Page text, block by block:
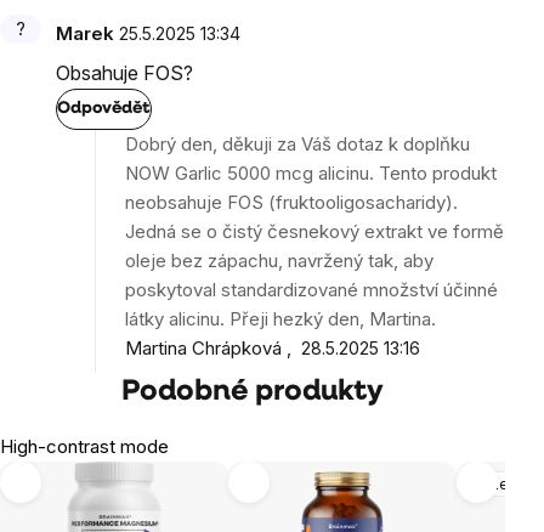
Marek 25.5.2025 13:34
Obsahuje FOS?
Odpovědět
Martina Chrápková 28.5.2025 13:16
Dobrý den, děkuji za Váš dotaz k doplňku
NOW Garlic 5000 mcg alicinu. Tento produkt
neobsahuje FOS (fruktooligosacharidy).
Jedná se o čistý česnekový extrakt ve formě
oleje bez zápachu, navržený tak, aby
poskytoval standardizované množství účinné
látky alicinu. Přeji hezký den, Martina.
Podobné produkty
High-contrast mode
Mozek